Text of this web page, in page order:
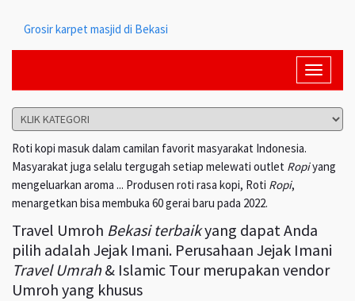
Grosir karpet masjid di Bekasi
Toggle
Roti kopi masuk dalam camilan favorit masyarakat Indonesia.
Masyarakat juga selalu tergugah setiap melewati outlet Ropiyang
mengeluarkan aroma ... Produsen roti rasa kopi, Roti Ropi,
menargetkan bisa membuka 60 gerai baru pada 2022.
Travel Umroh Bekasi terbaikyang dapat Anda
pilih adalah Jejak Imani. Perusahaan Jejak Imani
Travel Umrah& Islamic Tour merupakan vendor
Umroh yang khusus